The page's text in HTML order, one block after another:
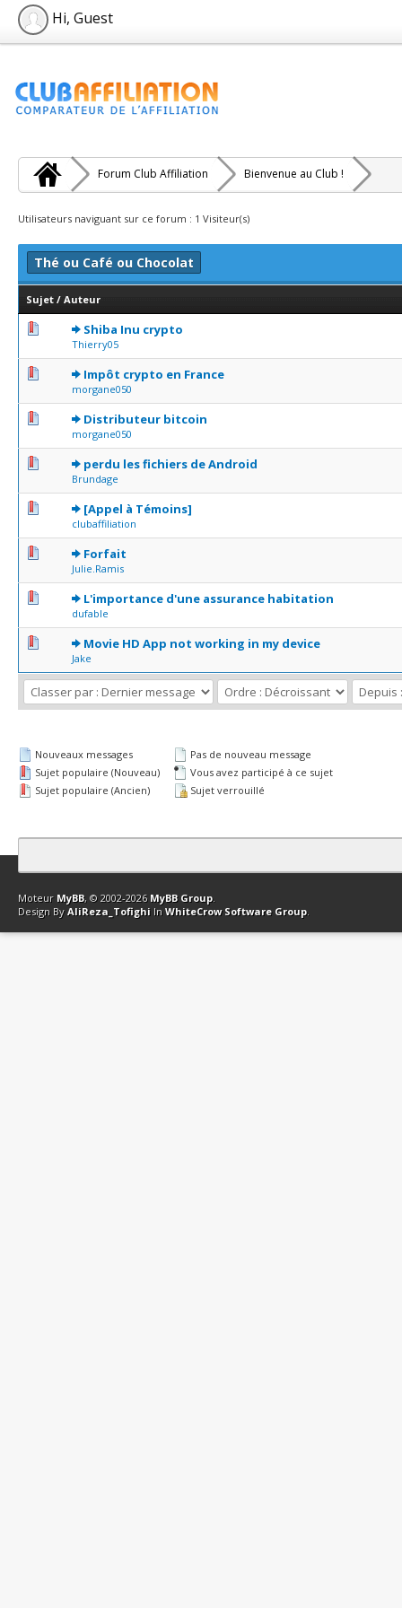
Hi, Guest
Forum Club Affiliation Bienvenue au Club !
Utilisateurs naviguant sur ce forum : 1 Visiteur(s)
Thé ou Café ou Chocolat
Sujet / Auteur
Shiba Inu crypto
Thierry05
0 Votes - 0 sur 5 en moyenne
12
Impôt crypto en France
morgane050
0 Votes - 0 sur 5 en moyenne
12 345
Distributeur bitcoin
morgane050
0 Votes - 0 sur 5 en moyenne
12345
perdu les fichiers de Android
Brundage
0 Votes - 0 sur 5 en moyenne
123 45
[Appel à Témoins]
clubaffiliation
0 Votes - 0 sur 5 en moyenne
123
Forfait
Julie.Ramis
0 Votes - 0 sur 5 en moyenne
L'importance d'une assurance habitation
dufable
0 Votes - 0 sur 5 en moyenne
12345
Movie HD App not working in my device
Jake
0 Votes - 0 sur 5 en moyenne
123 45
Nouveaux messages
Sujet populaire (Nouveau)
Sujet populaire (Ancien)
Pas de nouveau message
Vous avez participé à ce sujet
Sujet verrouillé
Contact Club Affiliation Retourner en haut Version bas-débit
Moteur MyBB, © 2002-2026 MyBB Group.
Design By AliReza_Tofighi In WhiteCrow Software Group.